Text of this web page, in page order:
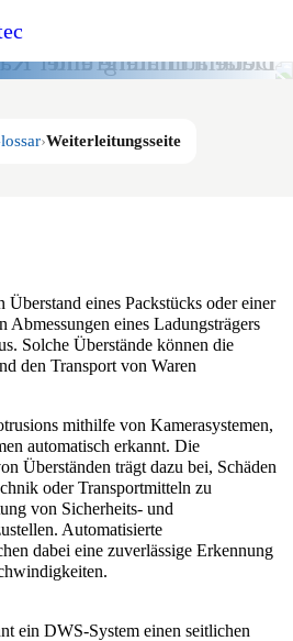
Weiterleitungsseite
Überstand eines Packstücks oder einer
Abmessungen eines Ladungsträgers
Solche Überstände können die
den Transport von Waren
mithilfe von Kamerasystemen,
automatisch erkannt. Die
Überständen trägt dazu bei, Schäden
oder Transportmitteln zu
von Sicherheits- und
Automatisierte
dabei eine zuverlässige Erkennung
ein DWS-System einen seitlichen